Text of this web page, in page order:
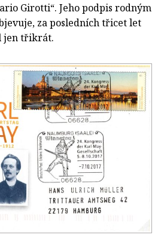
Girotti“. Jeho podpis rodným
za posledních třicet let
jen třikrát.